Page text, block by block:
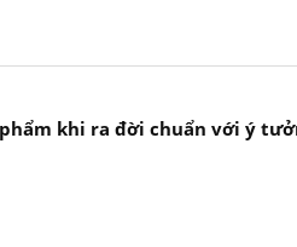
khi ra đời chuẩn với ý